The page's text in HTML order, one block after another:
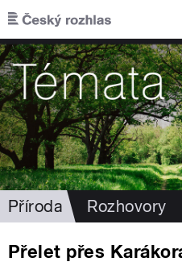
Přejít k hlavnímu obsahu
Příroda Rozhovory
Přelet přes